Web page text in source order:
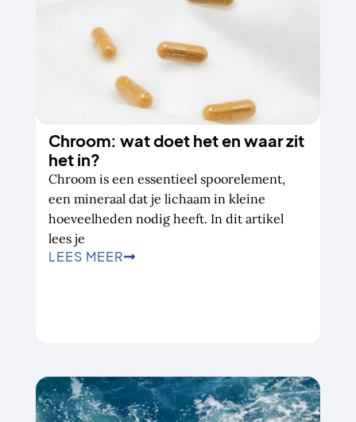
Chroom: wat doet het en waar zit
het in?
Chroom is een essentieel spoorelement,
een mineraal dat je lichaam in kleine
hoeveelheden nodig heeft. In dit artikel
lees je
LEES MEER